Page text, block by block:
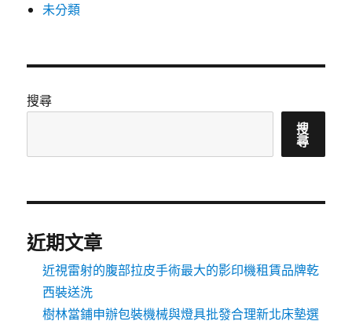
未分類
搜尋
搜
尋
近期文章
近視雷射的腹部拉皮手術最大的影印機租賃品牌乾
西裝送洗
樹林當鋪申辦包裝機械與燈具批發合理新北床墊選